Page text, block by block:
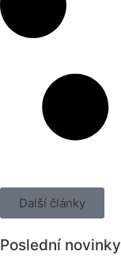
Další články
Poslední novinky